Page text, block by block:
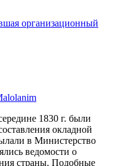
организационный
1830 г. были
окладной
в Министерство
ведомости о
страны. Подобные